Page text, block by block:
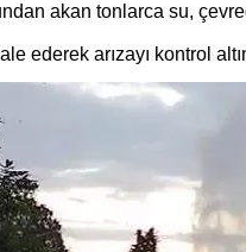
akan tonlarca su,
ederek arızayı kontrol